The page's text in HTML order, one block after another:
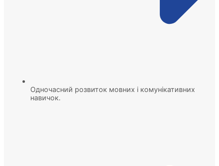
Одночасний розвиток мовних і комунікативних
навичок.